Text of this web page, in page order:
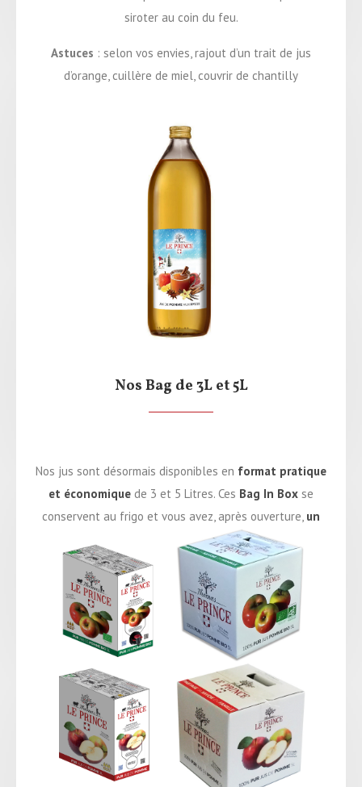
siroter au coin du feu.
Astuces : selon vos envies, rajout d’un trait de jus
d’orange, cuillère de miel, couvrir de chantilly
Nos Bag de 3L et 5L
Nos jus sont désormais disponibles en format pratique
et économique de 3 et 5 Litres. Ces Bag In Box se
conservent au frigo et vous avez, après ouverture, un
pour le savourer !
Vous avez le choix en Pomme, Pomme Bio ou bien Pomme
Framboise.